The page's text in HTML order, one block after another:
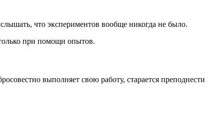
что экспериментов вообще никогда не было.
при помощи опытов.
выполняет свою работу, старается преподнести